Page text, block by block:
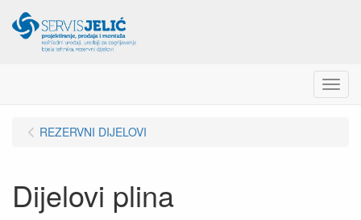
Menu
REZERVNI DIJELOVI
Dijelovi plina